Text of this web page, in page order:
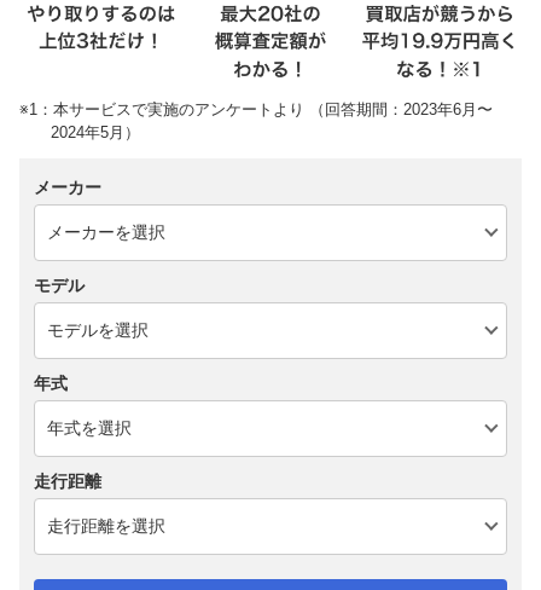
※1：本サービスで実施のアンケートより （回答期間：2023年6月〜
2024年5月）
メーカー
モデル
年式
走行距離